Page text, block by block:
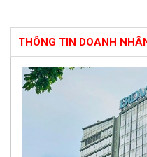
THÔNG TIN DOANH